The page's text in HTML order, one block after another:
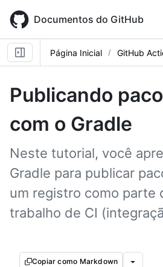
main
content
Documentos do GitHub
Página Inicial GitHub
Publicando
com o Gradle
Neste tutorial, você
Gradle para publicar
um registro como parte
trabalho de CI
Copiar como Markdown